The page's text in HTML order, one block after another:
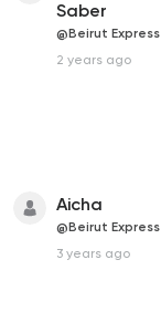
Saber
@Beirut Express
2 years ago
Aicha
@Beirut Express
3 years ago